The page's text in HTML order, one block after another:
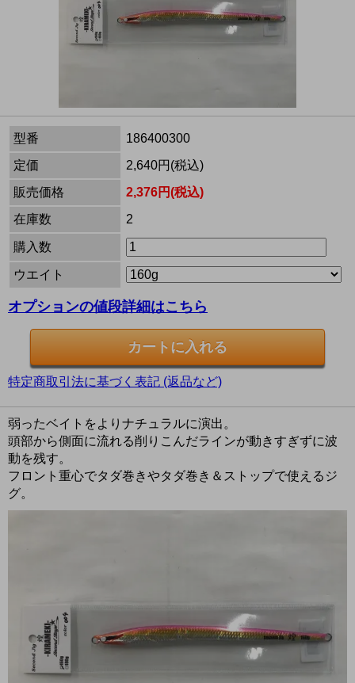
型番
186400300
定価
2,640円(税込)
販売価格
2,376円(税込)
在庫数
2
購入数
ウエイト
オプションの値段詳細はこちら
特定商取引法に基づく表記 (返品など)
弱ったベイトをよりナチュラルに演出。
頭部から側面に流れる削りこんだラインが動きすぎずに波
動を残す。
フロント重心でタダ巻きやタダ巻き＆ストップで使えるジ
グ。